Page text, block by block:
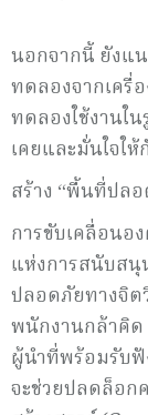
นอกจากนี้ ยังแน
ทดลองจากเครื่
ทดลองใช้งานใ
เคยและมั่นใจใ
สร้าง “พื้นที่ปล
การขับเคลื่อนอ
แห่งการสนับสนุ
ปลอดภัยทางจิต
พนักงานกล้าคิด
ผู้นำที่พร้อมรับฟั
จะช่วยปลดล็อก